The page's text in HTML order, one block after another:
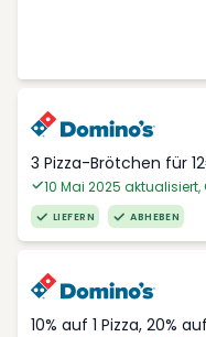
3 Pizza-Brötchen für
10 Mai 2025
LIEFERN ABHEBEN
10% auf 1 Pizza, 20%